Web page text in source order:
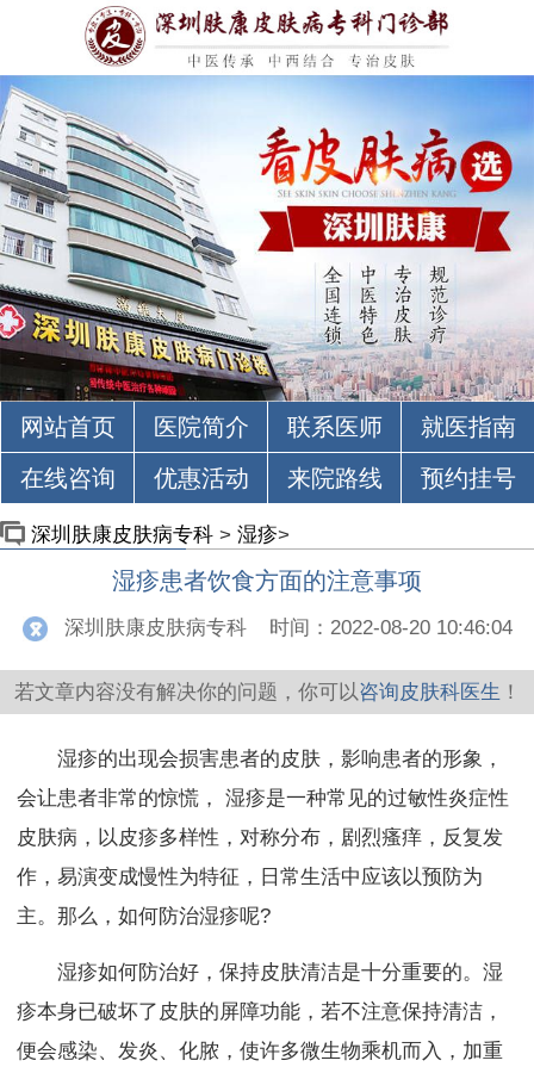
网站首页 医院简介 联系医师
就医指南
在线咨询
优惠活动 来院路线 预约挂号
深圳肤康皮肤病专科 > 湿疹>
湿疹患者饮食方面的注意事项
深圳肤康皮肤病专科 时间：2022-08-20 10:46:04
若文章内容没有解决你的问题，你可以咨询皮肤科医生 ！
湿疹的出现会损害患者的皮肤，影响患者的形象，
会让患者非常的惊慌， 湿疹是一种常见的过敏性炎症性
皮肤病，以皮疹多样性，对称分布，剧烈瘙痒，反复发
作，易演变成慢性为特征，日常生活中应该以预防为
主。那么，如何防治湿疹呢?
湿疹如何防治好，保持皮肤清洁是十分重要的。湿
疹本身已破坏了皮肤的屏障功能，若不注意保持清洁，
便会感染、发炎、化脓，使许多微生物乘机而入，加重